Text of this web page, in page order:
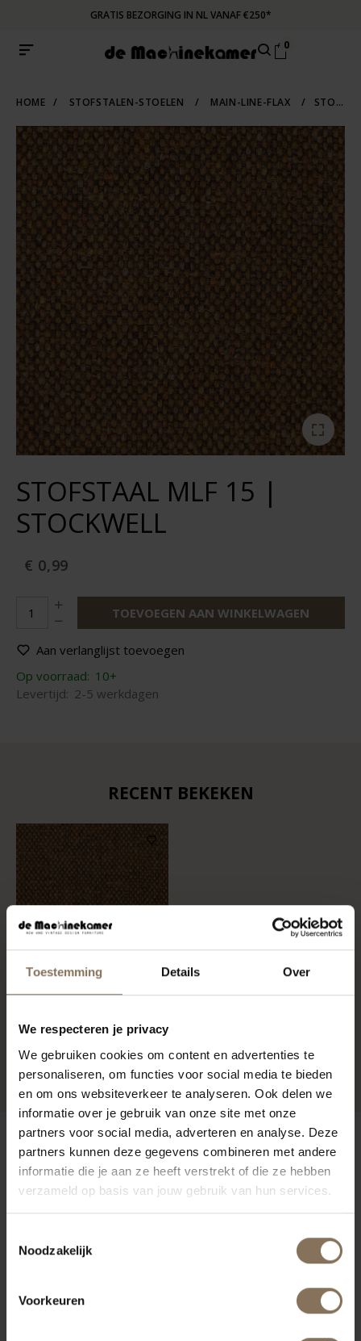
Toestemming Details Over
We respecteren je privacy
We gebruiken cookies om content en advertenties te
personaliseren, om functies voor social media te bieden
en om ons websiteverkeer te analyseren. Ook delen we
informatie over je gebruik van onze site met onze
partners voor social media, adverteren en analyse. Deze
partners kunnen deze gegevens combineren met andere
informatie die je aan ze heeft verstrekt of die ze hebben
verzameld op basis van jouw gebruik van hun services.
Noodzakelijk
Voorkeuren
GRATIS BEZORGING IN NL VANAF €250*
0
HOME / STOFSTALEN-STOELEN / MAIN-LINE-FLAX / STOFSTAAL MLF 15 | STOCKWELL
STOFSTAAL MLF 15 |
STOCKWELL
€ 0,99
TOEVOEGEN AAN WINKELWAGEN
Aan verlanglijst toevoegen
Op voorraad: 10+
Levertijd: 2-5 werkdagen
RECENT BEKEKEN
STOFSTAAL MLF 15 |
VANAF € 0,99
ONZE MERKEN